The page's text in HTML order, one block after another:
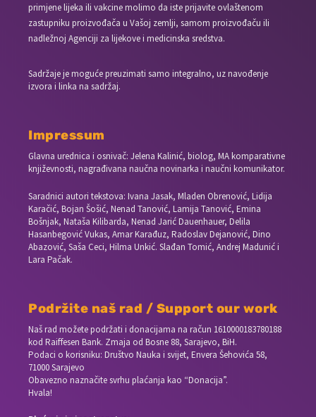
primjene lijeka ili vakcine molimo da iste prijavite ovlaštenom
zastupniku proizvođača u Vašoj zemlji, samom proizvođaču ili
nadležnoj Agenciji za lijekove i medicinska sredstva.
Sadržaje je moguće preuzimati samo integralno, uz navođenje
izvora i linka na sadržaj.
Impressum
Glavna urednica i osnivač: Jelena Kalinić, biolog, MA komparativne
književnosti, nagrađivana naučna novinarka i naučni komunikator.
Saradnici autori tekstova: Ivana Jasak, Mladen Obrenović, Lidija
Karačić, Bojan Šošić, Nenad Tanović, Lamija Tanović, Emina
Bošnjak, Nataša Kilibarda, Nenad Jarić Dauenhauer, Delila
Hasanbegović Vukas, Amar Karađuz, Radoslav Dejanović, Dino
Abazović, Saša Ceci, Hilma Unkić. Slađan Tomić, Andrej Madunić i
Lara Pačak.
Podržite naš rad / Support our work
Naš rad možete podržati i donacijama na račun 1610000183780188
kod Raiffesen Bank. Zmaja od Bosne 88, Sarajevo, BiH.
Podaci o korisniku: Društvo Nauka i svijet, Envera Šehovića 58,
71000 Sarajevo
Obavezno naznačite svrhu plaćanja kao “Donacija”.
Hvala!